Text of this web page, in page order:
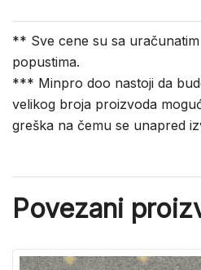
** Sve cene su sa
popustima.
*** Minpro doo nastoji da
velikog broja proizvoda
greška na čemu se unapred
Povezani